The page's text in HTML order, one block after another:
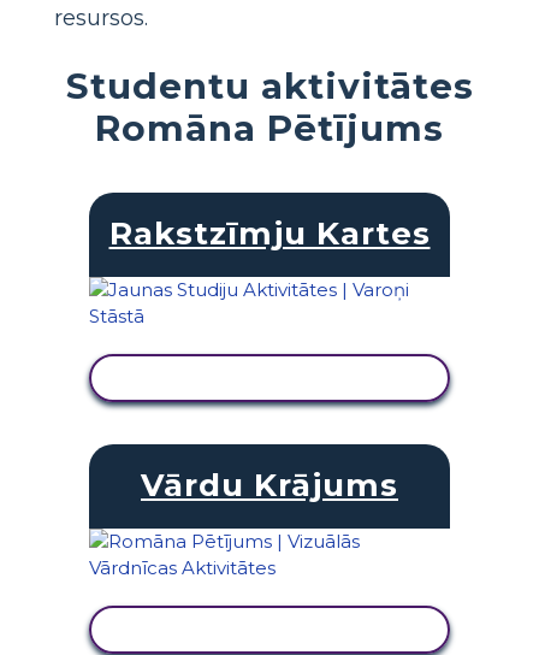
resursos.
Studentu aktivitātes
Romāna Pētījums
Rakstzīmju Kartes
Vārdu Krājums